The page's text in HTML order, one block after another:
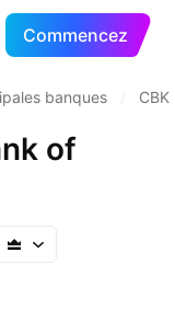
Commencez
banques CBK
of